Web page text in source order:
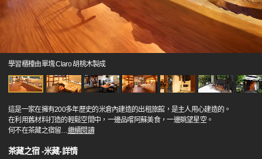
學習櫃檯由單塊 Claro 胡桃木製成
這是一家在擁有200多年歷史的米倉內建造的出租旅館，是主人用心建造的。
在利用舊材料打造的輕鬆空間中，一邊品嚐阿蘇美食，一邊眺望星空。
何不在茶藏之宿留…繼續閱讀
茶藏之宿 -米藏-詳情